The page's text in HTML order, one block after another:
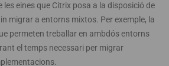
eines que Citrix posa a la disposició de
migrar a entorns mixtos. Per exemple, la
permeten treballar en ambdós entorns
el temps necessari per migrar